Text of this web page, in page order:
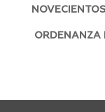
ORDENANZA